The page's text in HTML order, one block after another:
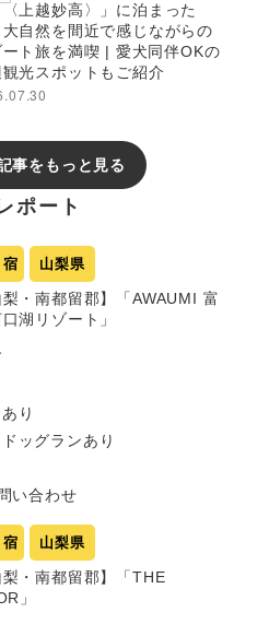
〈上越妙高〉」に泊まった
大自然を間近で感じながらの
ート旅を満喫 | 愛犬同伴OKの
観光スポットもご紹介
事をもっと見る
ポート
宿 山梨県
梨・南都留郡】「AWAUMI 富
湖リゾート」
り
ッグランあり
い合わせ
宿 山梨県
梨・南都留郡】「THE
」